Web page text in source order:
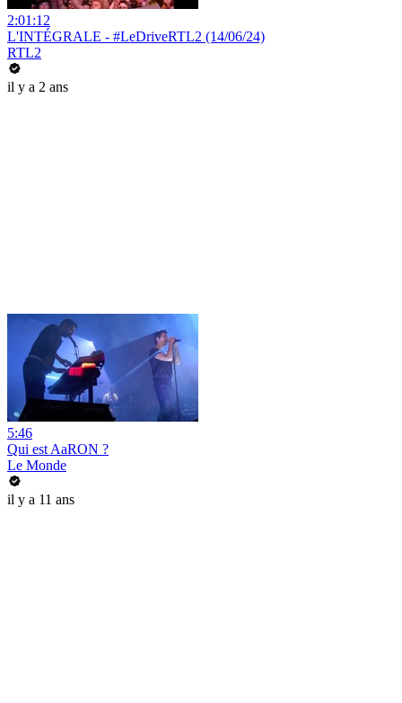
2:01:12
L'INTÉGRALE - #LeDriveRTL2 (14/06/24)
RTL2
il y a 2 ans
5:46
Qui est AaRON ?
Le Monde
il y a 11 ans